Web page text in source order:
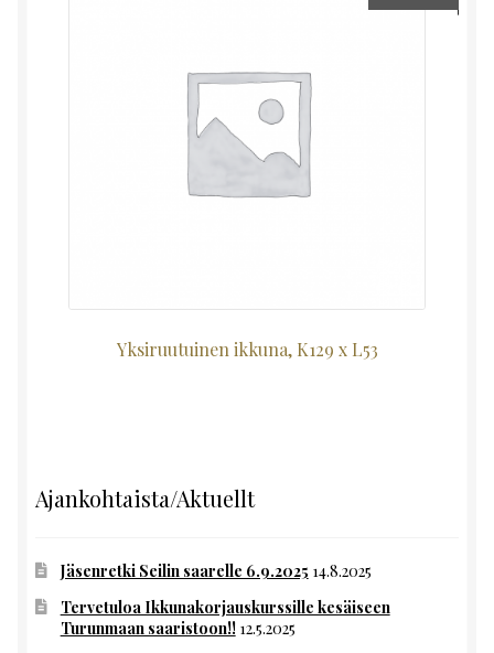
Yksiruutuinen ikkuna, K129 x L53
Ajankohtaista/Aktuellt
Jäsenretki Seilin saarelle 6.9.2025 14.8.2025
Tervetuloa Ikkunakorjauskurssille kesäiseen
Turunmaan saaristoon!! 12.5.2025